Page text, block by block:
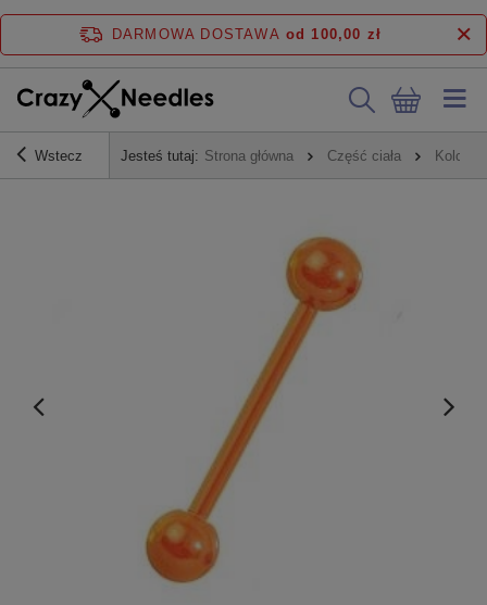
DARMOWA DOSTAWA od 100,00 zł
Wstecz Jesteś tutaj: Strona główna Część ciała